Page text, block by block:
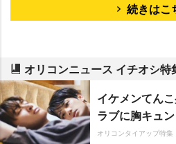
続きはこ
オリコンニュース イチオシ特
イケメンてん
ラブに胸キュン
オリコンタイアップ特集